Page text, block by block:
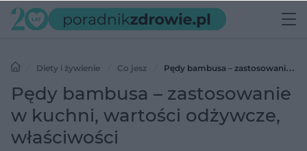
Diety i żywienie Co jesz
Pędy bambusa – zastosowanie w
kuchni, wartości odżywcze, właściwości
Pędy bambusa – zastosowanie
w kuchni, wartości odżywcze,
właściwości